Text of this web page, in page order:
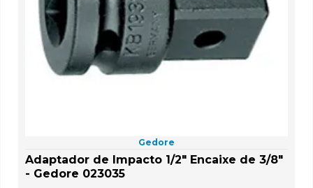
Gedore
Adaptador de Impacto 1/2" Encaixe de 3/8"
- Gedore 023035